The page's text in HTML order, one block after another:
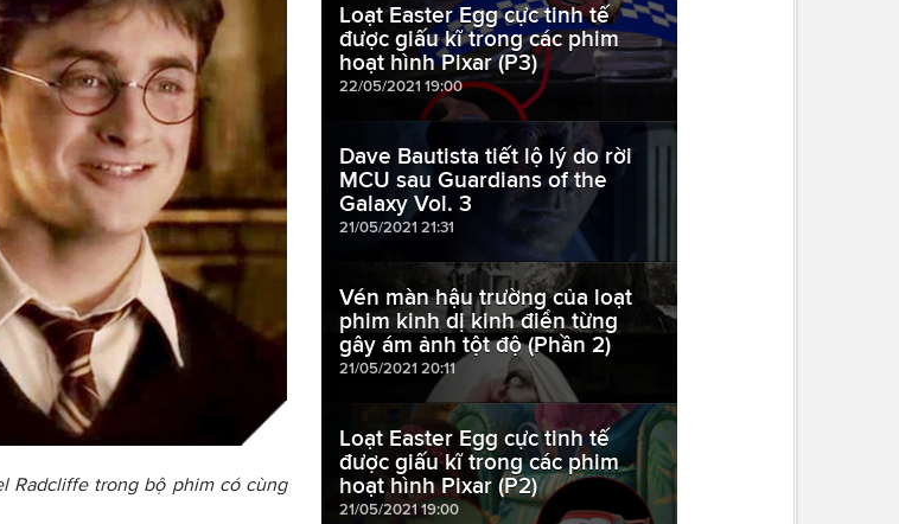
Radcliffe trong bộ phim có cùng
Loạt Easter Egg cực tinh tế
được giấu kĩ trong các phim
hoạt hình Pixar (P3)
22/05/2021 19:00
Dave Bautista tiết lộ lý do rời
MCU sau Guardians of the
Galaxy Vol. 3
21/05/2021 21:31
Vén màn hậu trường của loạt
phim kinh dị kinh điển từng
gây ám ảnh tột độ (Phần 2)
21/05/2021 20:11
Loạt Easter Egg cực tinh tế
được giấu kĩ trong các phim
hoạt hình Pixar (P2)
21/05/2021 19:00